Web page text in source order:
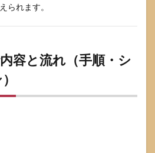
られます。
容と流れ（手順・シ